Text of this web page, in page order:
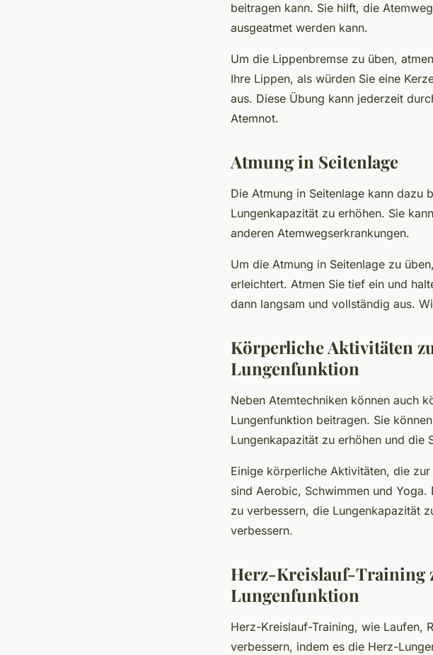
beitragen kann. Sie hilft, die
ausgeatmet werden kann.
Um die Lippenbremse zu üben,
Ihre Lippen, als würden Sie eine
aus. Diese Übung kann jederzeit
Atemnot.
Atmung in Seitenlage
Die Atmung in Seitenlage kann dazu
Lungenkapazität zu erhöhen. Sie
anderen Atemwegserkrankungen.
Um die Atmung in Seitenlage zu
erleichtert. Atmen Sie tief ein und
dann langsam und vollständig aus.
Körperliche Aktivitäten
Lungenfunktion
Neben Atemtechniken können auch
Lungenfunktion beitragen. Sie
Lungenkapazität zu erhöhen und die
Einige körperliche Aktivitäten, die
sind Aerobic, Schwimmen und
zu verbessern, die Lungenkapazität
verbessern.
Herz-Kreislauf-Training
Lungenfunktion
Herz-Kreislauf-Training, wie Laufen,
verbessern, indem es die Herz-